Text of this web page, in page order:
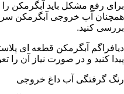
برای رفع مشکل باید آبگرمکن
همچنان آب خروجی آبگرمکن سرد
بررسی کنید.
دیافراگم آبگرمکن قطعه ای
پیدا کنید و در صورت نیاز آن را
رنگ گرفتگی آب داغ خروجی